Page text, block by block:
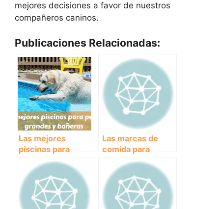
mejores decisiones a favor de nuestros
compañeros caninos.
Publicaciones Relacionadas:
Las mejores
piscinas para
perros grandes y
bañeras
Las marcas de
comida para
perros más
recomendadas por
los veterinarios.